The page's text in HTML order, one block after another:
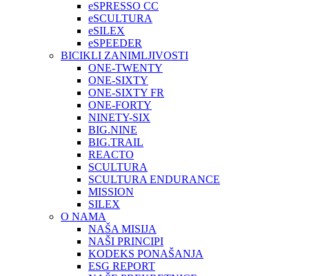
eSPRESSO CC
eSCULTURA
eSILEX
eSPEEDER
BICIKLI ZANIMLJIVOSTI
ONE-TWENTY
ONE-SIXTY
ONE-SIXTY FR
ONE-FORTY
NINETY-SIX
BIG.NINE
BIG.TRAIL
REACTO
SCULTURA
SCULTURA ENDURANCE
MISSION
SILEX
O NAMA
NAŠA MISIJA
NAŠI PRINCIPI
KODEKS PONAŠANJA
ESG REPORT